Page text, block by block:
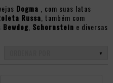
Dogma
, com suas latas
Russa , também com
Bewdog Schornstein e diversas